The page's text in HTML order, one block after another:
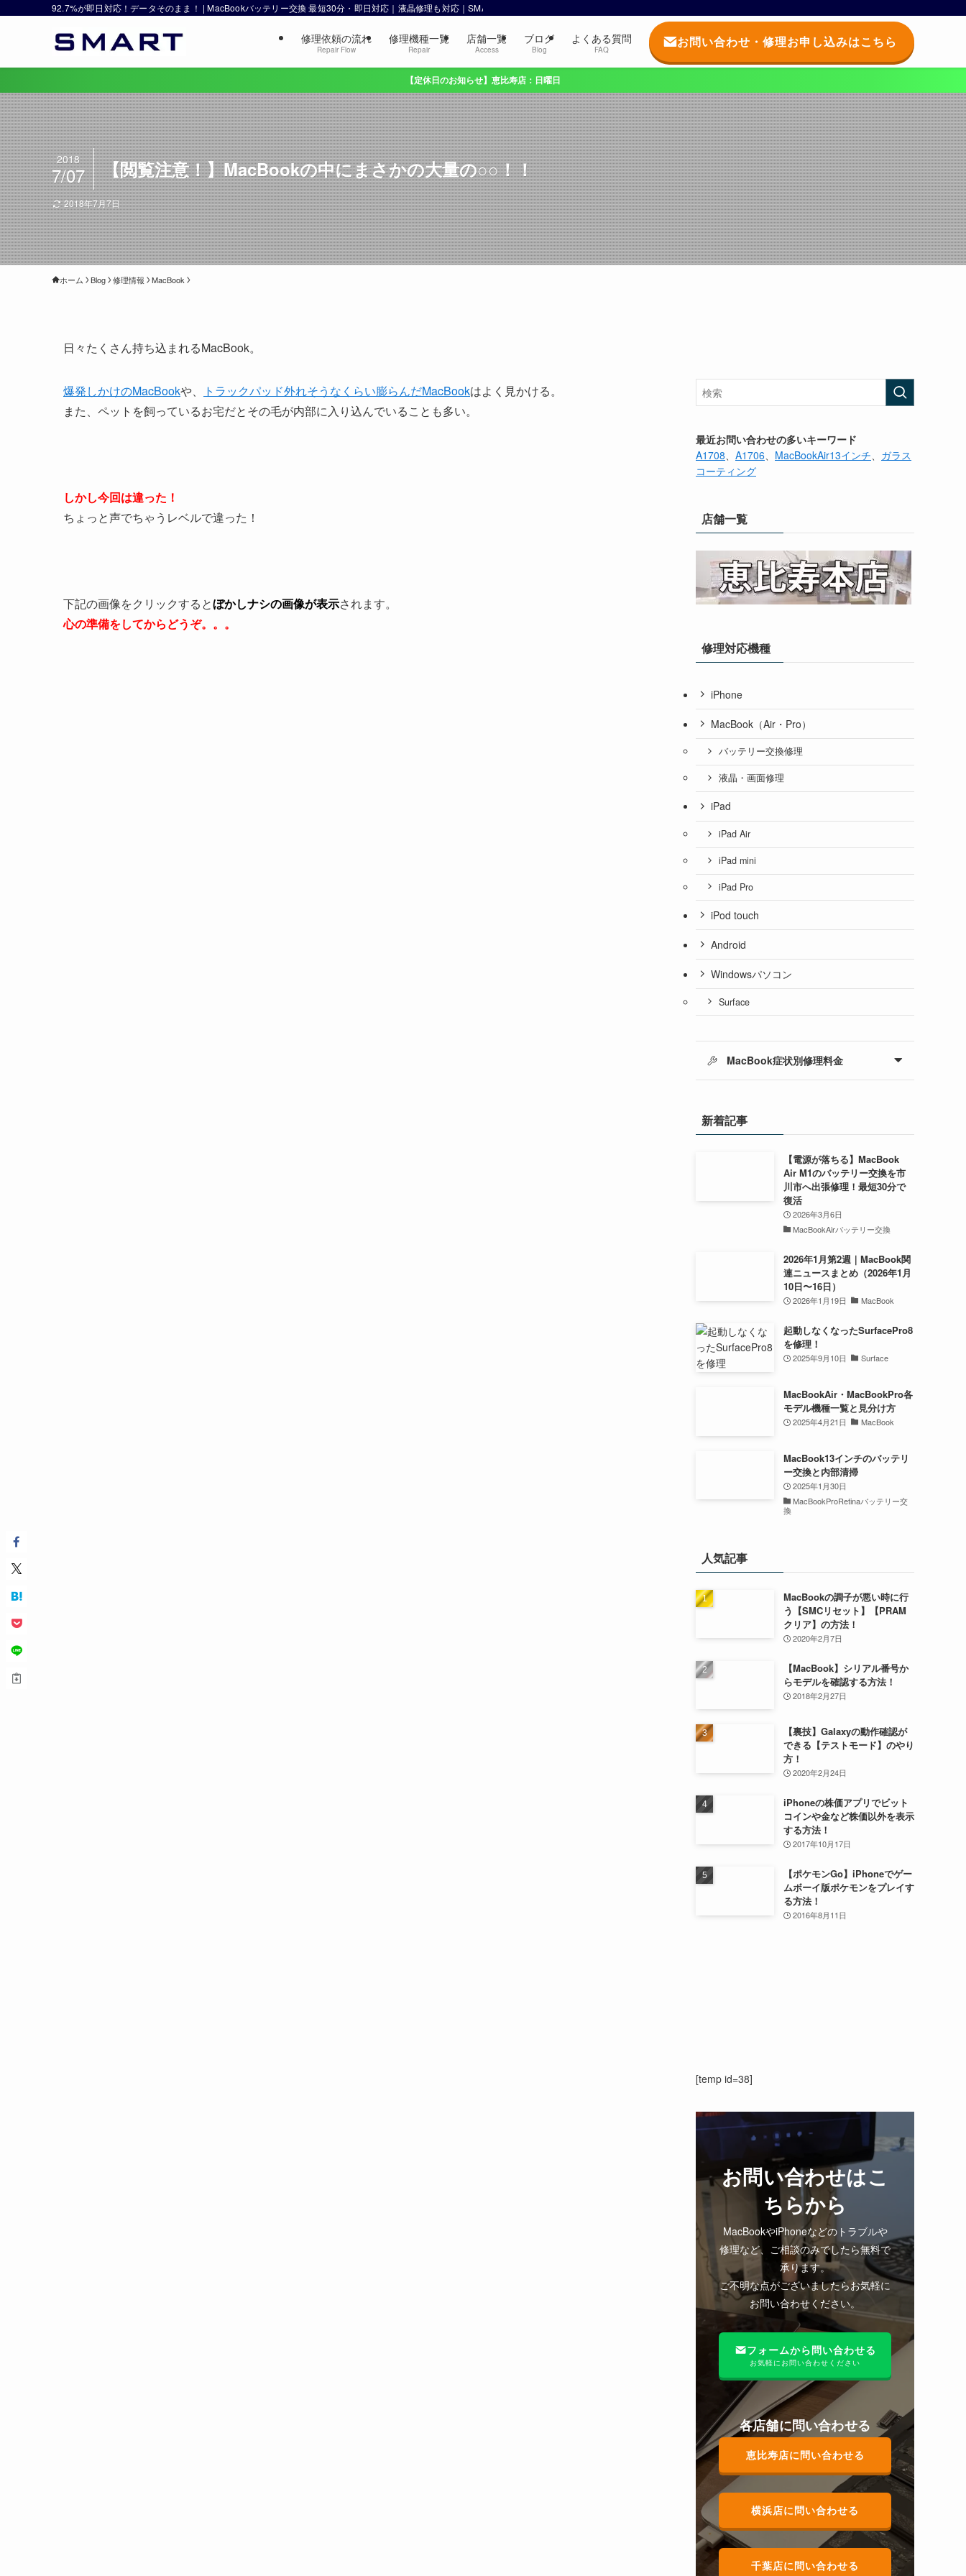
92.7%が即日対応！データそのまま！ | MacBookバッテリー交換 最短30分・即日対応｜液晶修理も対応｜SMART 恵比寿・渋谷
修理依頼の流れ
Repair Flow
修理機種一覧
Repair
店舗一覧
Access
ブログ
Blog
よくある質問
FAQ お問い合わせ・修理お申し込みはこちら
【定休日のお知らせ】恵比寿店：日曜日
【閲覧注意！】MacBookの中にまさかの大量の○○！！
2018
7/07
2018年7月7日
ホーム Blog 修理情報 MacBook
日々たくさん持ち込まれるMacBook。
爆発しかけのMacBookや、 トラックパッド外れそうなくらい膨らんだMacBookはよく見かける。
また、ペットを飼っているお宅だとその毛が内部に入り込んでいることも多い。
しかし今回は違った！
ちょっと声でちゃうレベルで違った！
下記の画像をクリックするとぼかしナシの画像が表示されます。
心の準備をしてからどうぞ。。。
最近お問い合わせの多いキーワード
A1708、 A1706、 MacBookAir13インチ、 ガラス
コーティング
店舗一覧
修理対応機種
iPhone
MacBook（Air・Pro）
バッテリー交換修理
液晶・画面修理
iPad
iPad Air
iPad mini
iPad Pro
iPod touch
Android
Windowsパソコン
Surface
MacBook症状別修理料金
新着記事
【電源が落ちる】MacBook
Air M1のバッテリー交換を市
川市へ出張修理！最短30分で
復活
2026年3月6日
MacBookAirバッテリー交換
2026年1月第2週｜MacBook関
連ニュースまとめ（2026年1月
10日〜16日）
2026年1月19日 MacBook
起動しなくなったSurfacePro8
を修理！
2025年9月10日 Surface
MacBookAir・MacBookPro各
モデル機種一覧と見分け方
2025年4月21日 MacBook
MacBook13インチのバッテリ
ー交換と内部清掃
2025年1月30日
MacBookProRetinaバッテリー交
換
人気記事
MacBookの調子が悪い時に行
う【SMCリセット】【PRAM
クリア】の方法！
2020年2月7日
【MacBook】シリアル番号か
らモデルを確認する方法！
2018年2月27日
【裏技】Galaxyの動作確認が
できる【テストモード】のやり
方！
2020年2月24日
iPhoneの株価アプリでビット
コインや金など株価以外を表示
する方法！
2017年10月17日
【ポケモンGo】iPhoneでゲー
ムボーイ版ポケモンをプレイす
る方法！
2016年8月11日
[temp id=38]
お問い合わせはこ
ちらから
MacBookやiPhoneなどのトラブルや
修理など、ご相談のみでしたら無料で
承ります。
ご不明な点がございましたらお気軽に
お問い合わせください。
フォームから問い合わせる
お気軽にお問い合わせください
各店舗に問い合わせる
恵比寿店に問い合わせる
横浜店に問い合わせる
千葉店に問い合わせる